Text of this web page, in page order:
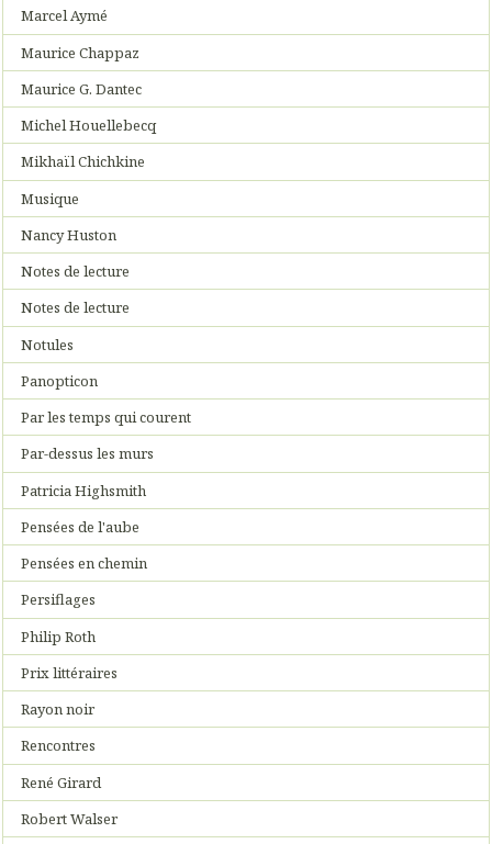
Marcel Aymé
Maurice Chappaz
Maurice G. Dantec
Michel Houellebecq
Mikhaïl Chichkine
Musique
Nancy Huston
Notes de lecture
Notes de lecture
Notules
Panopticon
Par les temps qui courent
Par-dessus les murs
Patricia Highsmith
Pensées de l'aube
Pensées en chemin
Persiflages
Philip Roth
Prix littéraires
Rayon noir
Rencontres
René Girard
Robert Walser